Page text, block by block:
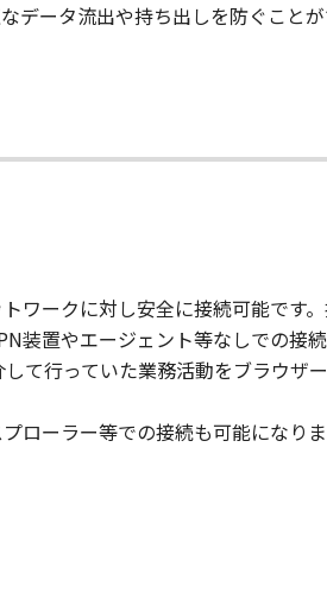
ータ流出や持ち出しを防ぐことが
ワークに対し安全に接続可能です
置やエージェント等なしでの接続
て行っていた業務活動をブラウザ
ローラー等での接続も可能になりま